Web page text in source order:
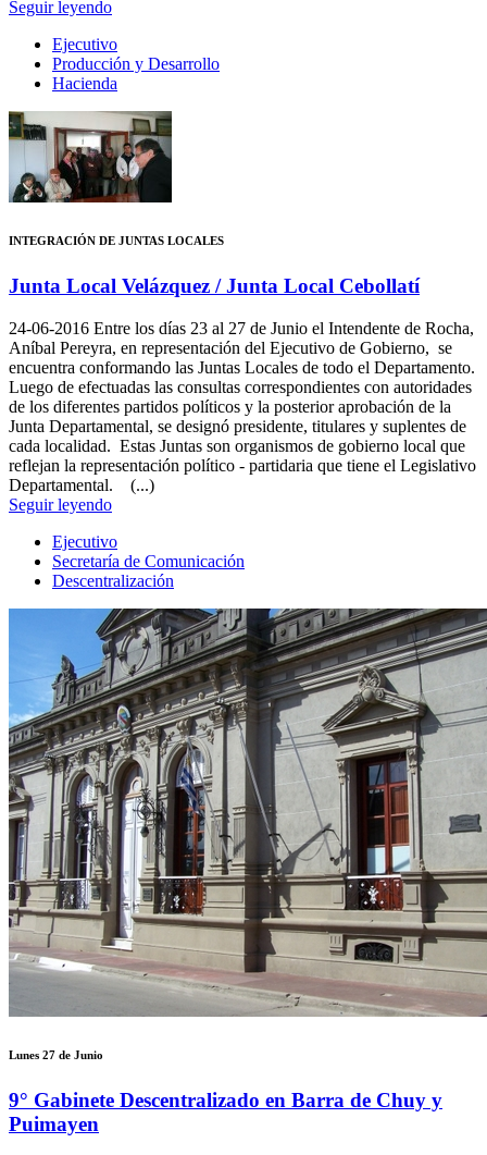
Seguir leyendo
Ejecutivo
Producción y Desarrollo
Hacienda
INTEGRACIÓN DE JUNTAS LOCALES
Junta Local Velázquez / Junta Local Cebollatí
24-06-2016 Entre los días 23 al 27 de Junio el Intendente de Rocha,
Aníbal Pereyra, en representación del Ejecutivo de Gobierno, se
encuentra conformando las Juntas Locales de todo el Departamento.
Luego de efectuadas las consultas correspondientes con autoridades
de los diferentes partidos políticos y la posterior aprobación de la
Junta Departamental, se designó presidente, titulares y suplentes de
cada localidad. Estas Juntas son organismos de gobierno local que
reflejan la representación político - partidaria que tiene el Legislativo
Departamental. (...)
Seguir leyendo
Ejecutivo
Secretaría de Comunicación
Descentralización
Lunes 27 de Junio
9° Gabinete Descentralizado en Barra de Chuy y
Puimayen